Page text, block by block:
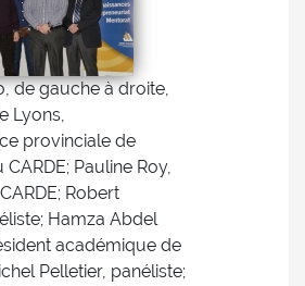
de gauche à droite,
Lyons,
provinciale de
Pauline Roy,
Robert
Hamza Abdel
académique de
Pelletier, panéliste;